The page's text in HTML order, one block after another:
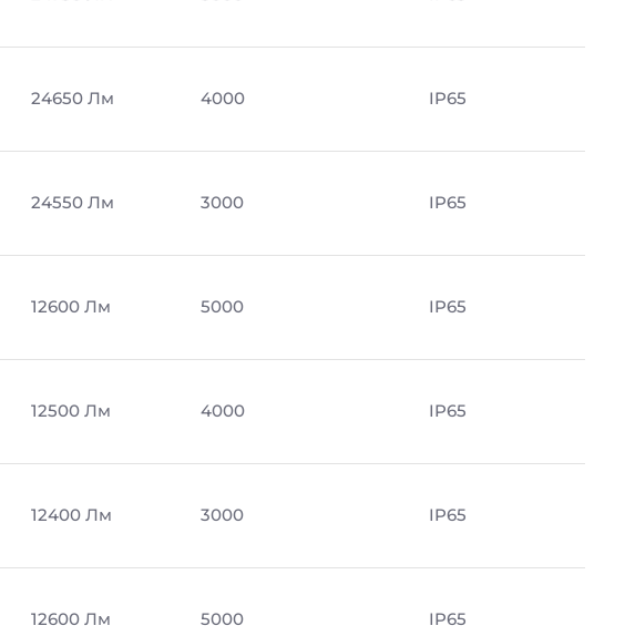
24650 Лм 4000 IP65
24550 Лм 3000 IP65
12600 Лм 5000 IP65
12500 Лм 4000 IP65
12400 Лм 3000 IP65
12600 Лм 5000 IP65